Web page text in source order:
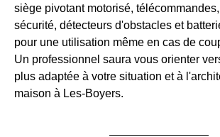
siège pivotant motorisé,
sécurité, détecteurs d'obstacles et
pour une utilisation même en cas de
Un professionnel saura vous orienter
plus adaptée à votre situation et à
maison à Les-Boyers.